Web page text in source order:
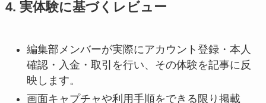
4. 実体験に基づくレビュー
編集部メンバーが実際にアカウント登録・本人
確認・入金・取引を行い、その体験を記事に反
映します。
画面キャプチャや利用手順をできる限り掲載